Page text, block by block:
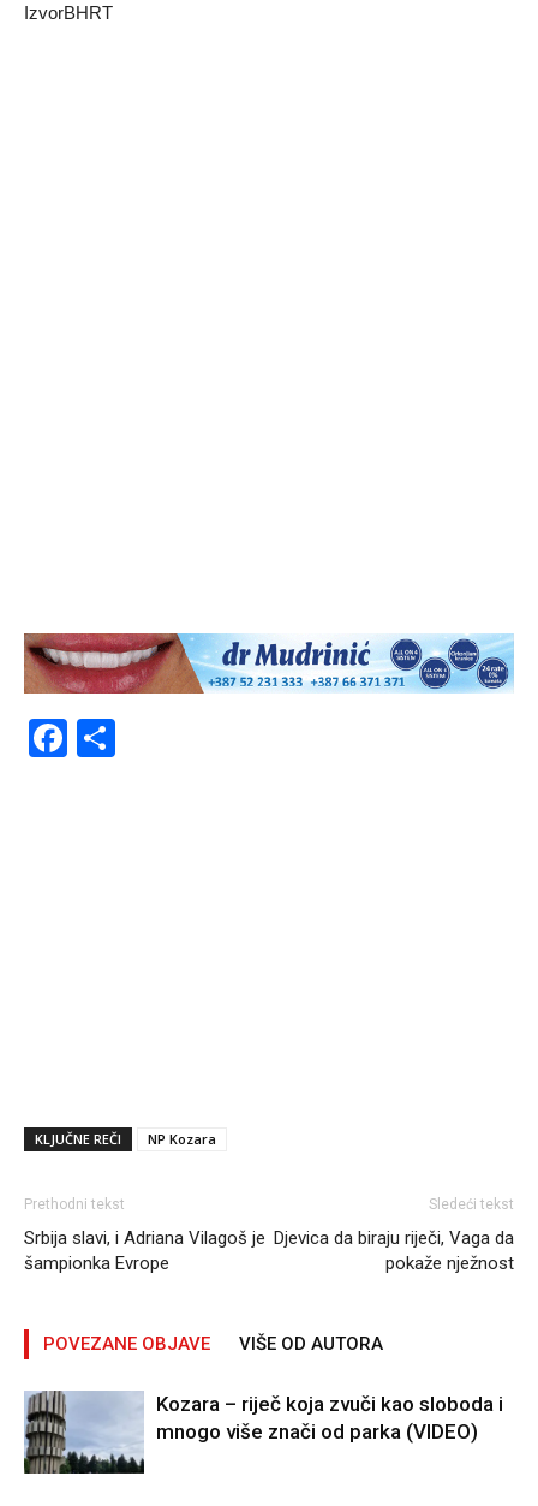
IzvorBHRT
Facebook
KLJUČNE REČI NP Kozara
Prethodni tekst
Srbija slavi, i Adriana Vilagoš je
šampionka Evrope
Sledeći tekst
Djevica da biraju riječi, Vaga da
pokaže nježnost
POVEZANE OBJAVE VIŠE OD AUTORA
Kozara – riječ koja zvuči kao sloboda i
mnogo više znači od parka (VIDEO)